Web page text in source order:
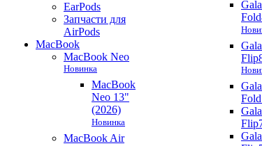
EarPods
Запчасти для
AirPods
MacBook
MacBook Neo
Новинка
MacBook
Neo 13"
(2026)
Новинка
MacBook Air